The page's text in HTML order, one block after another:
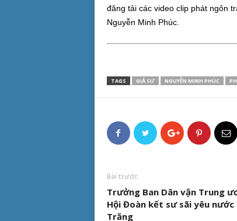
đăng tải các video clip phát ngôn
Nguyễn Minh Phúc.
TAGS GIẢ SƯ NGUYỄN MINH PHÚC
Bài trước
Trưởng Ban Dân vận Trung
Hội Đoàn kết sư sãi yêu nước
Trăng